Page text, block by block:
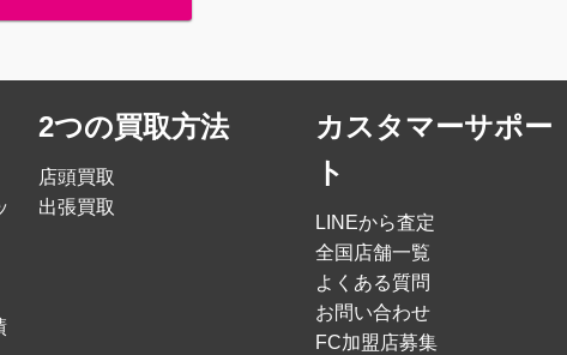
2つの買取方法
店頭買取
出張買取
カスタマーサポー
ト
LINEから査定
全国店舗一覧
よくある質問
お問い合わせ
FC加盟店募集